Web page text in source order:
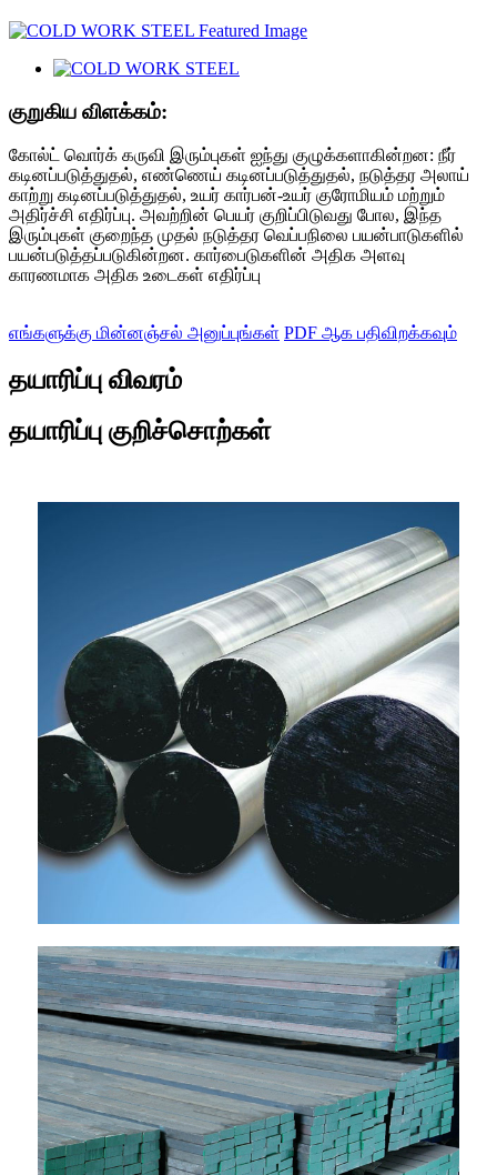
குறுகிய விளக்கம்:
கோல்ட் வொர்க் கருவி இரும்புகள் ஐந்து குழுக்களாகின்றன: நீர்
கடினப்படுத்துதல், எண்ணெய் கடினப்படுத்துதல், நடுத்தர அலாய்
காற்று கடினப்படுத்துதல், உயர் கார்பன்-உயர் குரோமியம் மற்றும்
அதிர்ச்சி எதிர்ப்பு. அவற்றின் பெயர் குறிப்பிடுவது போல, இந்த
இரும்புகள் குறைந்த முதல் நடுத்தர வெப்பநிலை பயன்பாடுகளில்
பயன்படுத்தப்படுகின்றன. கார்பைடுகளின் அதிக அளவு
காரணமாக அதிக உடைகள் எதிர்ப்பு
எங்களுக்கு மின்னஞ்சல் அனுப்புங்கள் PDF ஆக பதிவிறக்கவும்
தயாரிப்பு விவரம்
தயாரிப்பு குறிச்சொற்கள்